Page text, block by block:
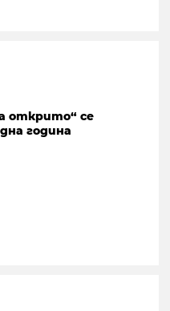
открито“ се
година